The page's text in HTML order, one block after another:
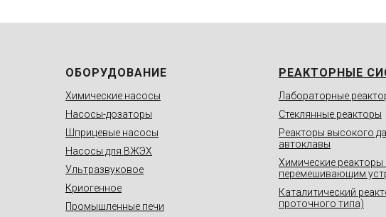
ОБОРУДОВАНИЕ
Химические насосы
Насосы-дозаторы
Шприцевые насосы
Насосы для ВЖЭХ
Ультразвуковое
Криогенное
Промышленные печи
РЕАКТОРНЫЕ
Лабораторные
Стеклянные реакторы
Реакторы высокого
автоклавы
Химические реакторы
перемешивающим
Каталитический
проточного типа)